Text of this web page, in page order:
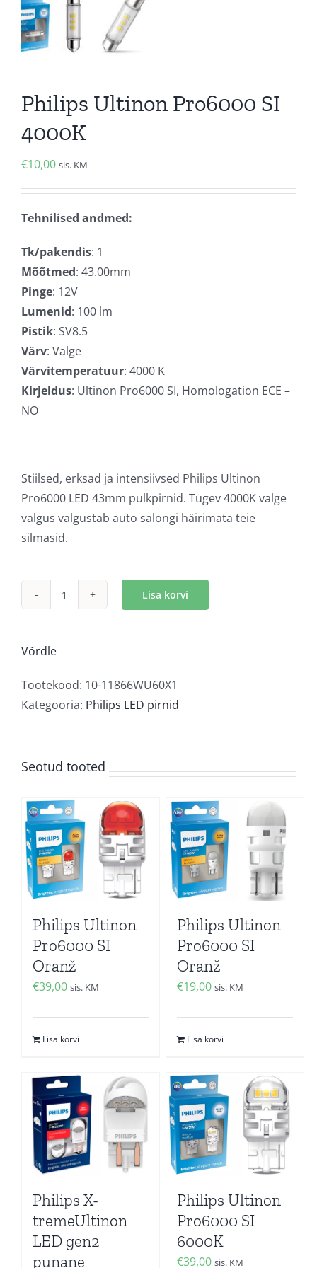
Philips Ultinon Pro6000 SI
4000K
€10,00 sis. KM
Tehnilised andmed:
Tk/pakendis: 1
Mõõtmed: 43.00mm
Pinge: 12V
Lumenid: 100 lm
Pistik: SV8.5
Värv: Valge
Värvitemperatuur: 4000 K
Kirjeldus: Ultinon Pro6000 SI, Homologation ECE –
NO
Stiilsed, erksad ja intensiivsed Philips Ultinon
Pro6000 LED 43mm pulkpirnid. Tugev 4000K valge
valgus valgustab auto salongi häirimata teie
silmasid.
Philips
4000K
kogus
Lisa korvi
Võrdle
Tootekood: 10-11866WU60X1
Kategooria: Philips LED pirnid
Seotud tooted
Philips Ultinon
Pro6000 SI
Oranž
€39,00 sis. KM
Lisa korvi
Philips Ultinon
Pro6000 SI
Oranž
€19,00 sis. KM
Lisa korvi
Philips X-
tremeUltinon
LED gen2
punane
Philips Ultinon
Pro6000 SI
6000K
€39,00 sis. KM